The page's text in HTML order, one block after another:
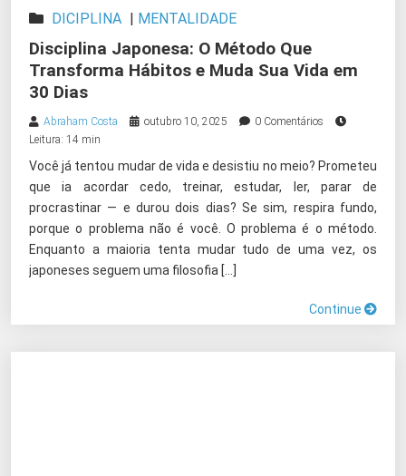
DICIPLINA | MENTALIDADE
Disciplina Japonesa: O Método Que
Transforma Hábitos e Muda Sua Vida em
30 Dias
Abraham Costa outubro 10, 2025
0 Comentários
Leitura: 14 min
Você já tentou mudar de vida e desistiu no meio? Prometeu
que ia acordar cedo, treinar, estudar, ler, parar de
procrastinar — e durou dois dias? Se sim, respira fundo,
porque o problema não é você. O problema é o método.
Enquanto a maioria tenta mudar tudo de uma vez, os
japoneses seguem uma filosofia […]
Continue